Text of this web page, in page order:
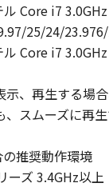
Core i7
25/24/
Core i7
、再生する場
スムーズに再
推奨動作環境
ーズ 3.4GHz以上